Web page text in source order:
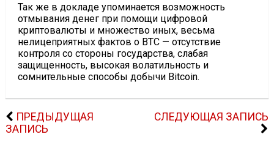
Так же в докладе упоминается возможность
отмывания денег при помощи цифровой
криптовалюты и множество иных, весьма
нелицеприятных фактов о BTC — отсутствие
контроля со стороны государства, слабая
защищенность, высокая волатильность и
сомнительные способы добычи Bitcoin.
ПРЕДЫДУЩАЯ
ЗАПИСЬ
СЛЕДУЮЩАЯ ЗАПИСЬ